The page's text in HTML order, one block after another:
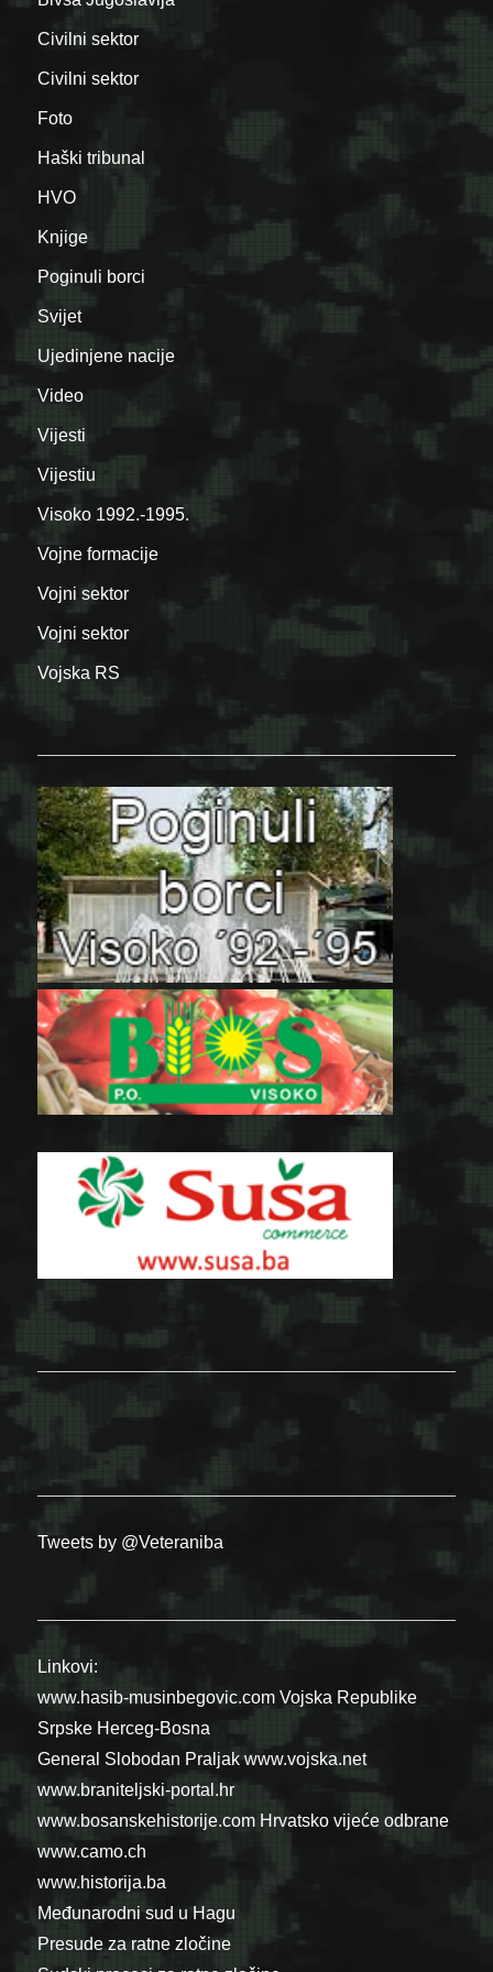
Civilni sektor
Civilni sektor
Foto
Haški tribunal
HVO
Knjige
Poginuli borci
Svijet
Ujedinjene nacije
Video
Vijesti
Vijestiu
Visoko 1992.-1995.
Vojne formacije
Vojni sektor
Vojni sektor
Vojska RS
Tweets by @Veteraniba
Linkovi:
www.hasib-musinbegovic.com Vojska Republike
Srpske Herceg-Bosna
General Slobodan Praljak www.vojska.net
www.braniteljski-portal.hr
www.bosanskehistorije.com Hrvatsko vijeće odbrane
www.camo.ch
www.historija.ba
Međunarodni sud u Hagu
Presude za ratne zločine